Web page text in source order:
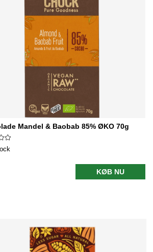
Mandel & Baobab 85% ØKO 70g
KØB NU